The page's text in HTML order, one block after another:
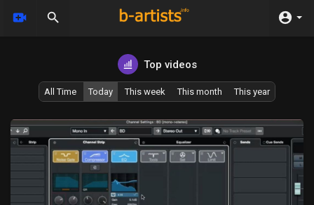
Top videos
All Time Today This week This month This year